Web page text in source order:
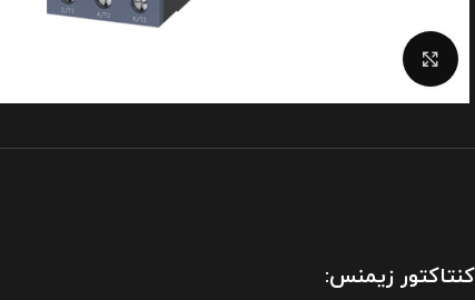
کنتاکتور زیمنس: